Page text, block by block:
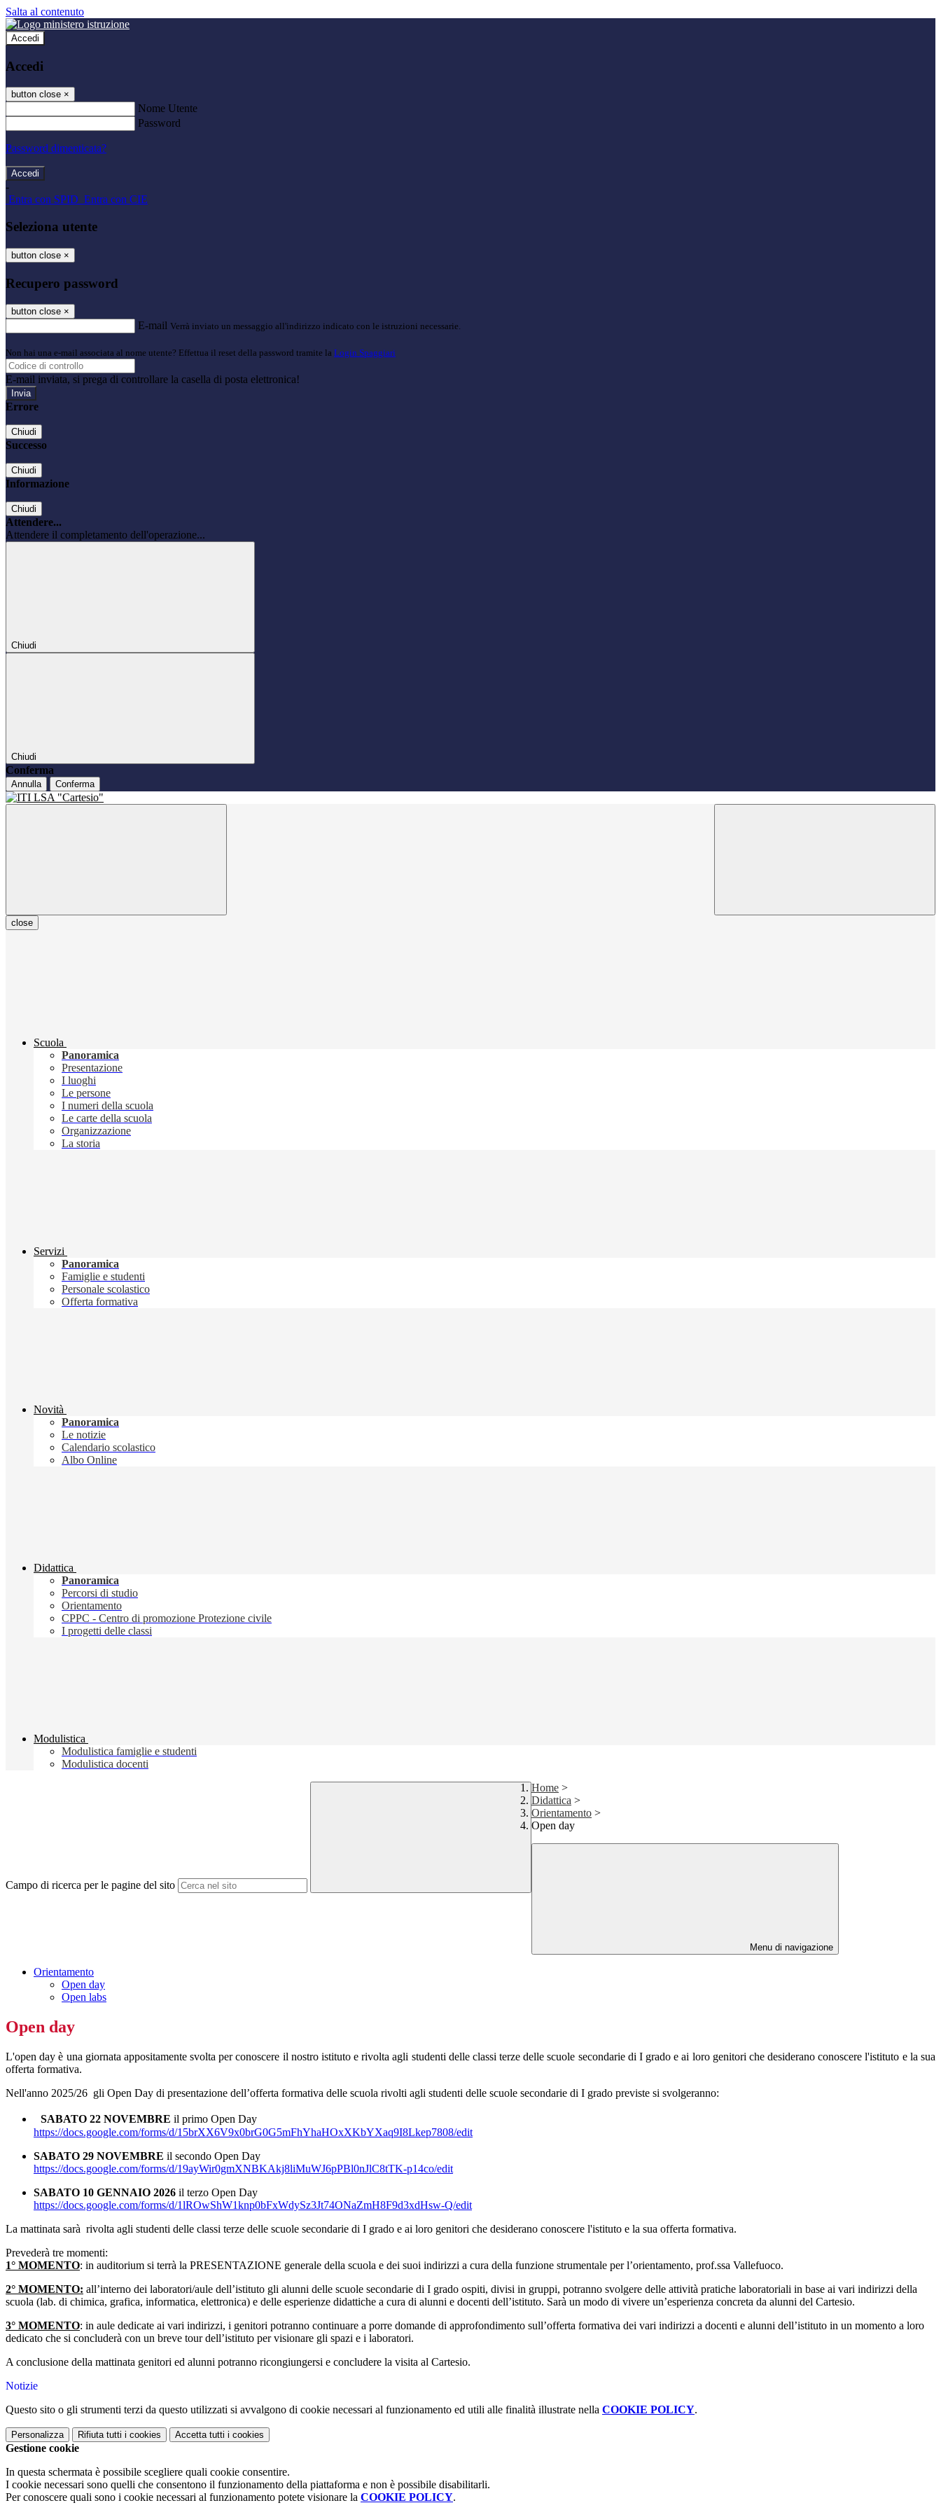
Salta al contenuto
Accedi
Accedi
button close ×
Nome Utente
Password
Password dimenticata?
-
Entra con SPID Entra con CIE
Seleziona utente
button close ×
Recupero password
button close ×
E-mail Verrà inviato un messaggio all'indirizzo indicato con le istruzioni necessarie.
Non hai una e-mail associata al nome utente? Effettua il reset della password tramite la Login Spaggiari
E-mail inviata, si prega di controllare la casella di posta elettronica!
Errore
Chiudi
Successo
Chiudi
Informazione
Chiudi
Attendere...
Attendere il completamento dell'operazione...
Chiudi
Chiudi
Conferma
Annulla Conferma
close
Scuola
Panoramica
Presentazione
I luoghi
Le persone
I numeri della scuola
Le carte della scuola
Organizzazione
La storia
Servizi
Panoramica
Famiglie e studenti
Personale scolastico
Offerta formativa
Novità
Panoramica
Le notizie
Calendario scolastico
Albo Online
Didattica
Panoramica
Percorsi di studio
Orientamento
CPPC - Centro di promozione Protezione civile
I progetti delle classi
Modulistica
Modulistica famiglie e studenti
Modulistica docenti
Campo di ricerca per le pagine del sito
Home >
Didattica >
Orientamento >
Open day
Menu di navigazione
Orientamento
Open day
Open labs
Open day
L'open day è una giornata appositamente svolta per conoscere il nostro istituto e rivolta agli studenti delle classi terze delle scuole secondarie di I grado e ai loro genitori che desiderano conoscere l'istituto e la sua
offerta formativa.
Nell'anno 2025/26 gli Open Day di presentazione dell’offerta formativa delle scuola rivolti agli studenti delle scuole secondarie di I grado previste si svolgeranno:
SABATO 22 NOVEMBRE il primo Open Day
https://docs.google.com/forms/d/15brXX6V9x0brG0G5mFhYhaHOxXKbYXaq9I8Lkep7808/edit
SABATO 29 NOVEMBRE il secondo Open Day
https://docs.google.com/forms/d/19ayWir0gmXNBKAkj8liMuWJ6pPBl0nJlC8tTK-p14co/edit
SABATO 10 GENNAIO 2026 il terzo Open Day
https://docs.google.com/forms/d/1lROwShW1knp0bFxWdySz3Jt74ONaZmH8F9d3xdHsw-Q/edit
La mattinata sarà rivolta agli studenti delle classi terze delle scuole secondarie di I grado e ai loro genitori che desiderano conoscere l'istituto e la sua offerta formativa.
Prevederà tre momenti:
1° MOMENTO: in auditorium si terrà la PRESENTAZIONE generale della scuola e dei suoi indirizzi a cura della funzione strumentale per l’orientamento, prof.ssa Vallefuoco.
2° MOMENTO: all’interno dei laboratori/aule dell’istituto gli alunni delle scuole secondarie di I grado ospiti, divisi in gruppi, potranno svolgere delle attività pratiche laboratoriali in base ai vari indirizzi della
scuola (lab. di chimica, grafica, informatica, elettronica) e delle esperienze didattiche a cura di alunni e docenti dell’istituto. Sarà un modo di vivere un’esperienza concreta da alunni del Cartesio.
3° MOMENTO: in aule dedicate ai vari indirizzi, i genitori potranno continuare a porre domande di approfondimento sull’offerta formativa dei vari indirizzi a docenti e alunni dell’istituto in un momento a loro
dedicato che si concluderà con un breve tour dell’istituto per visionare gli spazi e i laboratori.
A conclusione della mattinata genitori ed alunni potranno ricongiungersi e concludere la visita al Cartesio.
Notizie
Questo sito o gli strumenti terzi da questo utilizzati si avvalgono di cookie necessari al funzionamento ed utili alle finalità illustrate nella COOKIE POLICY.
Personalizza Rifiuta tutti i cookies Accetta tutti i cookies
Gestione cookie
In questa schermata è possibile scegliere quali cookie consentire.
I cookie necessari sono quelli che consentono il funzionamento della piattaforma e non è possibile disabilitarli.
Per conoscere quali sono i cookie necessari al funzionamento potete visionare la COOKIE POLICY.